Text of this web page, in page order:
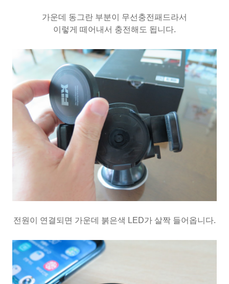
가운데 동그란 부분이 무선충전패드라서
이렇게 떼어내서 충전해도 됩니다.
전원이 연결되면 가운데 붉은색 LED가 살짝 들어옵니다.